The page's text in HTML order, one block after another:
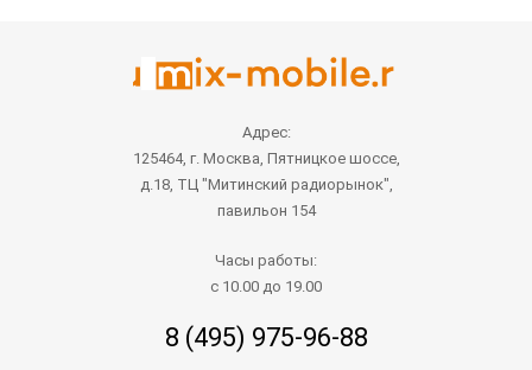
Адрес:
125464, г. Москва, Пятницкое шоссе,
д.18, ТЦ "Митинский радиорынок",
павильон 154
Часы работы:
с 10.00 до 19.00
8 (495) 975-96-88